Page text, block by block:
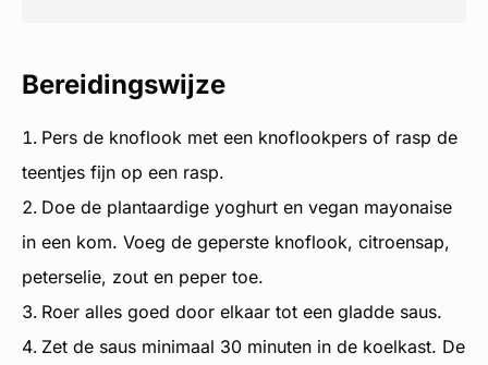
Bereidingswijze
Pers de knoflook met een knoflookpers of rasp de
teentjes fijn op een rasp.
Doe de plantaardige yoghurt en vegan mayonaise
in een kom. Voeg de geperste knoflook, citroensap,
peterselie, zout en peper toe.
Roer alles goed door elkaar tot een gladde saus.
Zet de saus minimaal 30 minuten in de koelkast. De